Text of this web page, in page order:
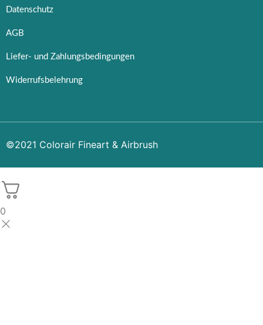
Datenschutz
AGB
Liefer- und Zahlungsbedingungen
Widerrufsbelehrung
©2021 Colorair Fineart & Airbrush
0